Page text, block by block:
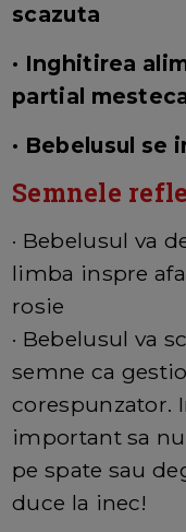
scazuta
· Inghitirea
partial
· Bebelusul se
Semnele
· Bebelusul va
limba inspre
rosie
· Bebelusul va
semne ca
corespunzator.
important sa
pe spate sau
duce la inec!